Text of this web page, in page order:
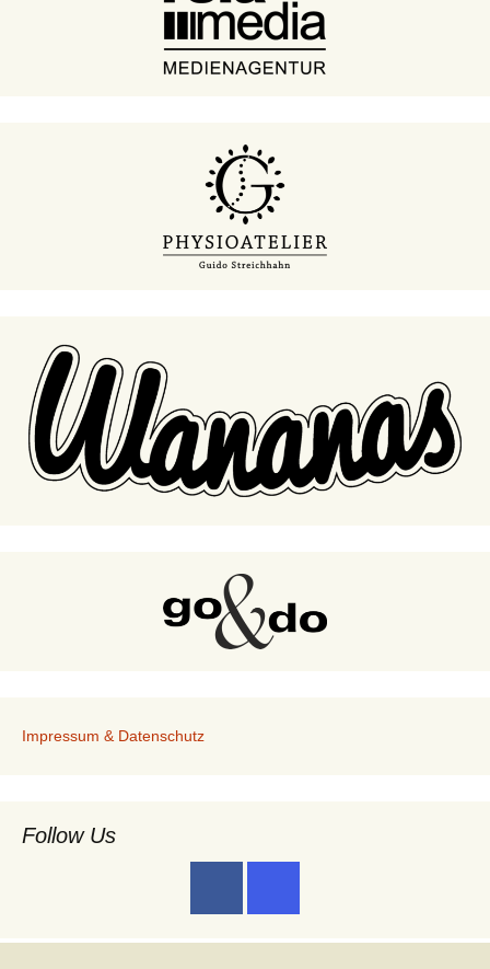
Impressum & Datenschutz
Follow Us